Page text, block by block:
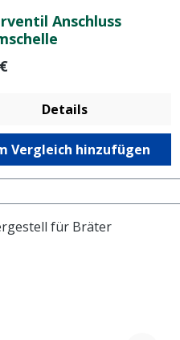
Anschluss
Preis:
Details
Vergleich hinzufügen